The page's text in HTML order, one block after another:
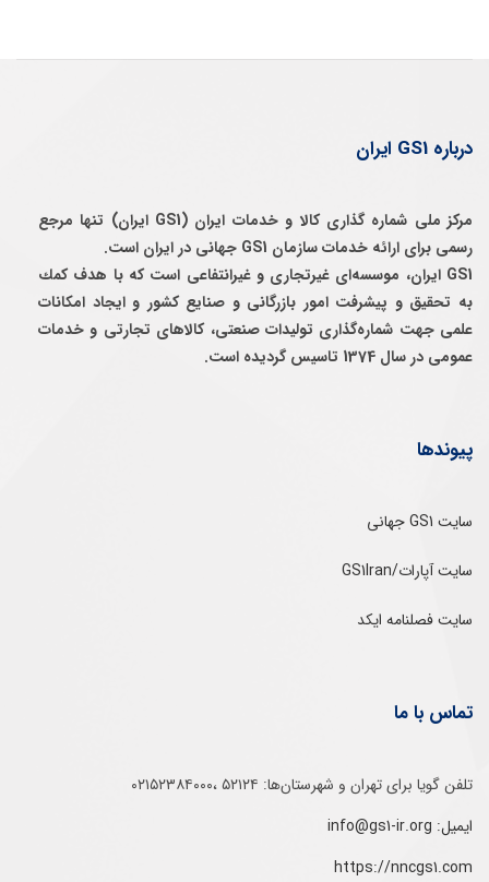
درباره GS1 ایران
مرکز ملی شماره گذاری کالا و خدمات ایران (GS1 ایران) تنها مرجع
رسمی برای ارائه خدمات سازمان GS1 جهانی در ایران است.
GS1 ایران، موسسه‌ای غيرتجاری و غيرانتفاعی است كه با هدف كمك
به تحقيق و پيشرفت امور بازرگانی و صنايع كشور و ايجاد امكانات
علمی جهت شماره‌گذاری توليدات صنعتی، كالاهای تجارتی و خدمات
عمومی در سال 1374 تاسيس گرديده است.
پیوندها
سایت GS1 جهانی
سایت آپارات/GS1Iran
سایت فصلنامه ایکد
تماس با ما
تلفن‌ گویا برای‌ تهران‌‌ و‌ شهرستان‌ها:‌ ۵۲۱۲۴ ،۰۲۱۵۲۳۸۴۰۰۰
ایمیل: info@gs1-ir.org
https://nncgs1.com